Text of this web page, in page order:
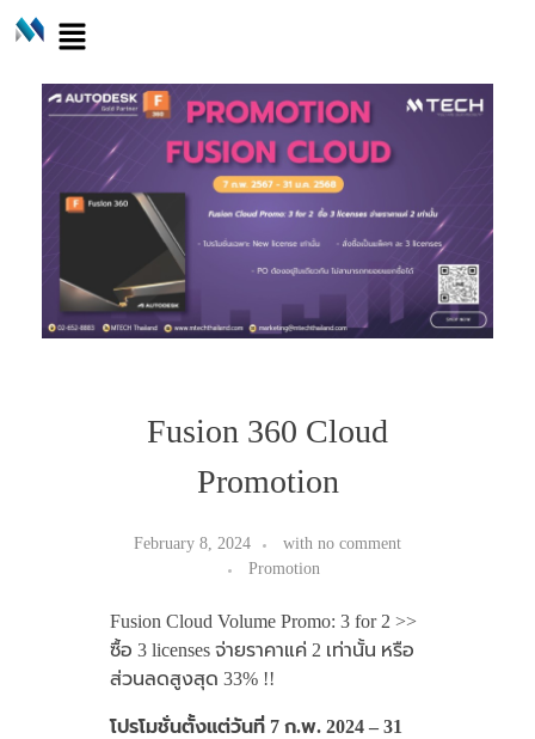
Fusion 360 Cloud
Promotion
February 8, 2024 with no comment
Promotion
Fusion Cloud Volume Promo: 3 for 2 >>
ซื้อ 3 licenses จ่ายราคาแค่ 2 เท่านั้น หรือ
ส่วนลดสูงสุด 33% !!
โปรโมชั่นตั้งแต่วันที่ 7 ก.พ. 2024 – 31